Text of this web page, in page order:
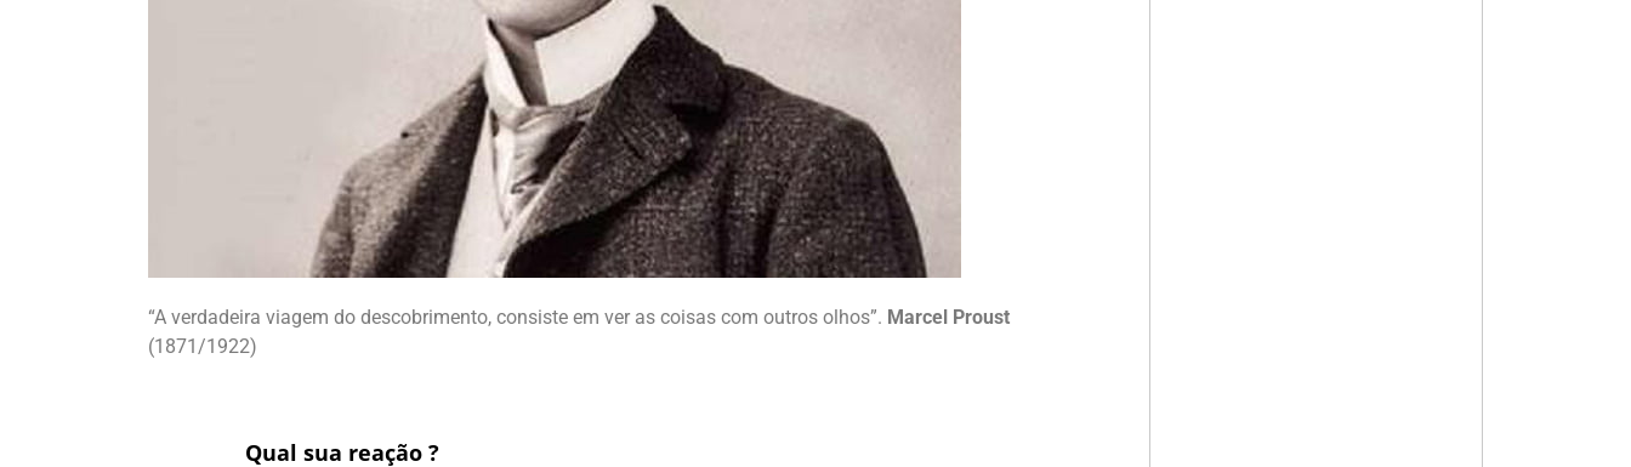
“A verdadeira viagem do descobrimento, consiste em ver as coisas com outros olhos”. Marcel Proust
(1871/1922)
Qual sua reação ?